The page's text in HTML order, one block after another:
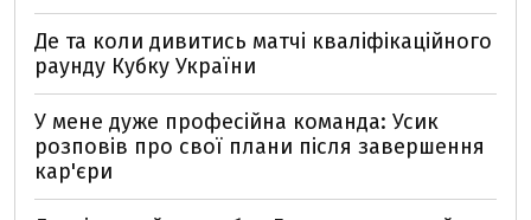
Де та коли дивитись матчі кваліфікаційного
раунду Кубку України
У мене дуже професійна команда: Усик
розповів про свої плани після завершення
кар'єри